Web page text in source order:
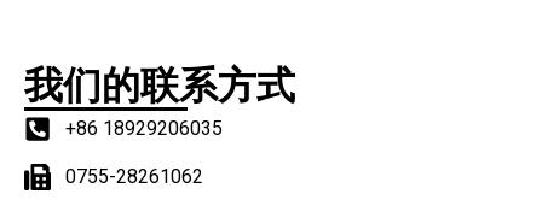
我们的联系方式
+86 18929206035
0755-28261062